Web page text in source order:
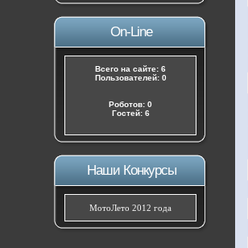
On-Line
Всего на сайте: 6
Пользователей: 0
Роботов: 0
Гостей: 6
Наши Конкурсы
МотоЛето 2012 года